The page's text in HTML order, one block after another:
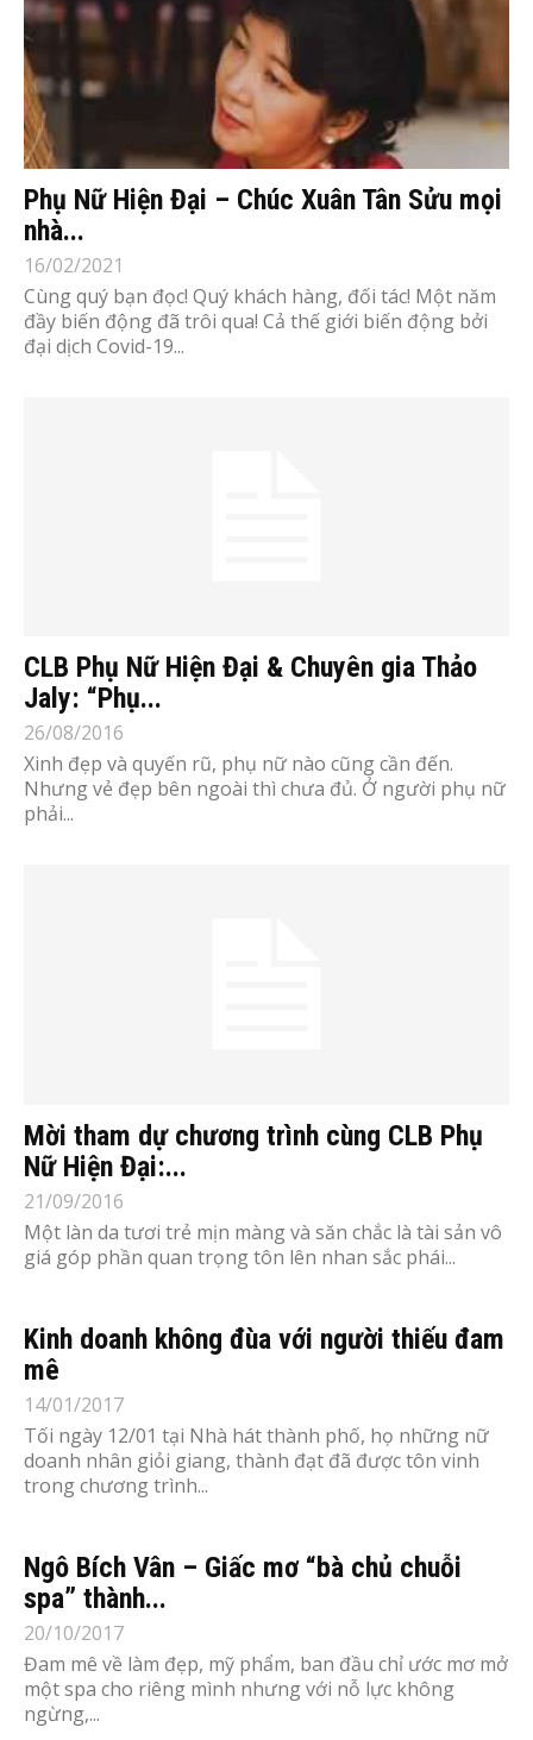
Phụ Nữ Hiện Đại – Chúc Xuân Tân Sửu mọi
nhà...
16/02/2021
Cùng quý bạn đọc! Quý khách hàng, đối tác! Một năm
đầy biến động đã trôi qua! Cả thế giới biến động bởi
đại dịch Covid-19...
CLB Phụ Nữ Hiện Đại & Chuyên gia Thảo
Jaly: “Phụ...
26/08/2016
Xinh đẹp và quyến rũ, phụ nữ nào cũng cần đến.
Nhưng vẻ đẹp bên ngoài thì chưa đủ. Ở người phụ nữ
phải...
Mời tham dự chương trình cùng CLB Phụ
Nữ Hiện Đại:...
21/09/2016
Một làn da tươi trẻ mịn màng và săn chắc là tài sản vô
giá góp phần quan trọng tôn lên nhan sắc phái...
Kinh doanh không đùa với người thiếu đam
mê
14/01/2017
Tối ngày 12/01 tại Nhà hát thành phố, họ những nữ
doanh nhân giỏi giang, thành đạt đã được tôn vinh
trong chương trình...
Ngô Bích Vân – Giấc mơ “bà chủ chuỗi
spa” thành...
20/10/2017
Đam mê về làm đẹp, mỹ phẩm, ban đầu chỉ ước mơ mở
một spa cho riêng mình nhưng với nỗ lực không
ngừng,...